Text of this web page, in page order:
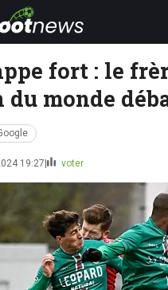
fort : le
monde
19:27 voter